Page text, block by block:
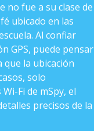
no fue a su clase de
ubicado en las
Al confiar
GPS, puede pensar
que la ubicación
solo
Fi de mSpy, el
precisos de la